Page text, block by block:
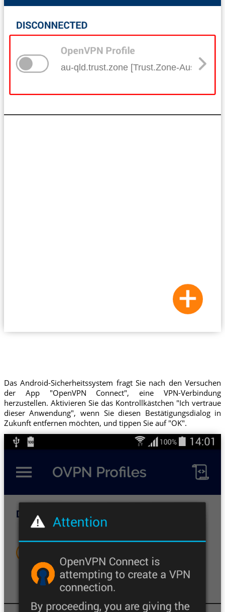
au-qld.trust.zone [Trust.Zone-Australia-
Das Android-Sicherheitssystem fragt Sie nach den Versuchen
der App "OpenVPN Connect", eine VPN-Verbindung
herzustellen. Aktivieren Sie das Kontrollkästchen "Ich vertraue
dieser Anwendung", wenn Sie diesen Bestätigungsdialog in
Zukunft entfernen möchten, und tippen Sie auf "OK".